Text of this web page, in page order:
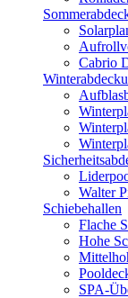
Cabrio
Walter
Schiebehallen
Flache
Hohe
SPA-